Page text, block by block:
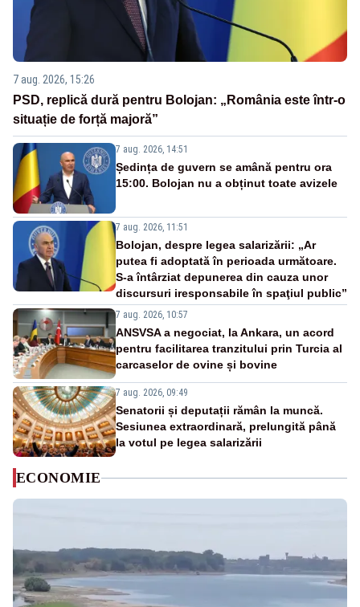
7 aug. 2026, 15:26
PSD, replică dură pentru Bolojan: „România este într-o
situație de forță majoră”
7 aug. 2026, 14:51
Ședința de guvern se amână pentru ora
15:00. Bolojan nu a obținut toate avizele
7 aug. 2026, 11:51
Bolojan, despre legea salarizării: „Ar
putea fi adoptată în perioada următoare.
S-a întârziat depunerea din cauza unor
discursuri iresponsabile în spaţiul public”
7 aug. 2026, 10:57
ANSVSA a negociat, la Ankara, un acord
pentru facilitarea tranzitului prin Turcia al
carcaselor de ovine și bovine
7 aug. 2026, 09:49
Senatorii și deputații rămân la muncă.
Sesiunea extraordinară, prelungită până
la votul pe legea salarizării
ECONOMIE